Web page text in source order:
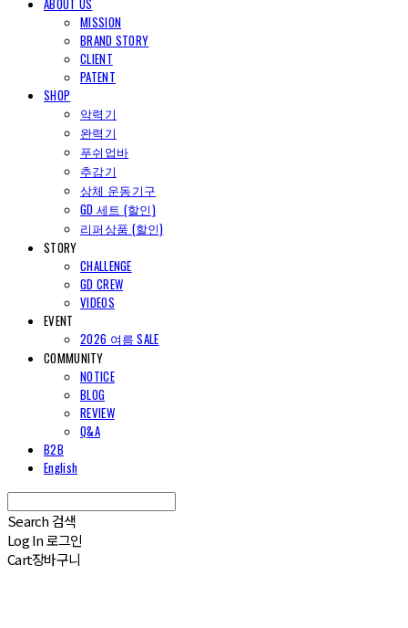
MISSION
BRAND STORY
CLIENT
PATENT
SHOP
악력기
완력기
푸쉬업바
추감기
상체 운동기구
GD 세트 (할인)
리퍼상품 (할인)
STORY
CHALLENGE
GD CREW
VIDEOS
EVENT
2026 여름 SALE
COMMUNITY
NOTICE
BLOG
REVIEW
Q&A
B2B
English
Search 검색
Log In로그인
Cart장바구니